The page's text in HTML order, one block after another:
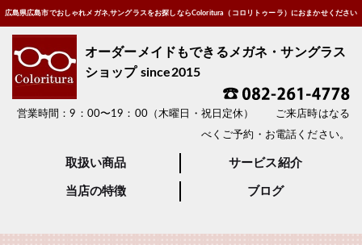
広島県広島市でおしゃれメガネ,サングラスをお探しならColoritura（コロリトゥーラ）におまかせください
オーダーメイドもできるメガネ・サングラス
ショップ since2015
営業時間：9：00〜19：00（木曜日・祝日定休） ご来店時はなる
べくご予約・お電話ください。
取扱い商品 サービス紹介
当店の特徴 ブログ